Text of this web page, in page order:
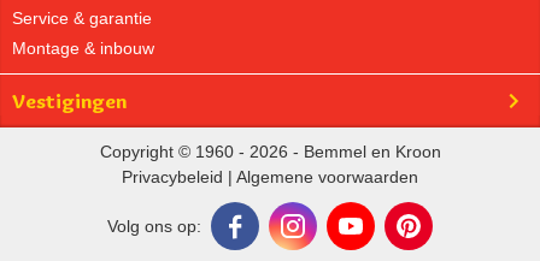
Service & garantie
Montage & inbouw
Vestigingen
Copyright © 1960 - 2026 - Bemmel en Kroon
Privacybeleid | Algemene voorwaarden
Volg ons op: